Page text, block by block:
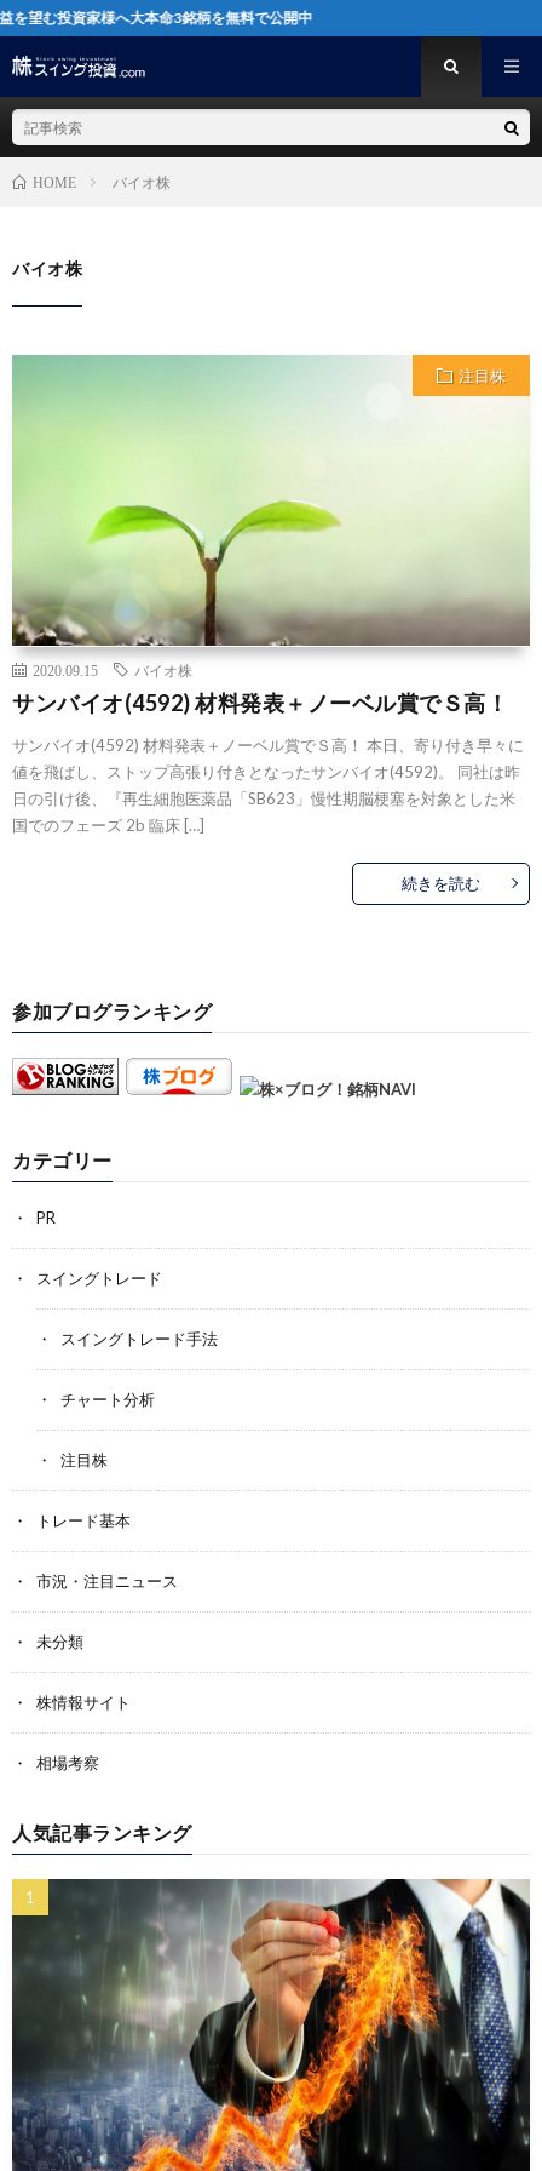
投資家様へ大本命3銘柄を無料で公開中
HOME バイオ株
バイオ株
注目株
2020.09.15 バイオ株
サンバイオ(4592) 材料発表＋ノーベル賞でＳ高！
サンバイオ(4592) 材料発表＋ノーベル賞でＳ高！ 本日、寄り付き早々に
値を飛ばし、ストップ高張り付きとなったサンバイオ(4592)。 同社は昨
日の引け後、『再生細胞医薬品「SB623」慢性期脳梗塞を対象とした米
国でのフェーズ 2b 臨床 […]
続きを読む
参加ブログランキング
カテゴリー
PR
スイングトレード
スイングトレード手法
チャート分析
注目株
トレード基本
市況・注目ニュース
未分類
株情報サイト
相場考察
人気記事ランキング